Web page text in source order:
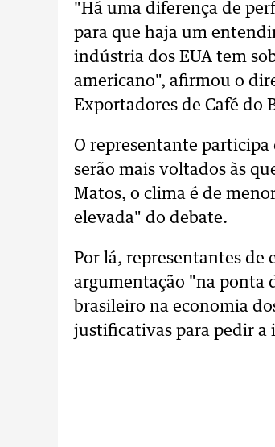
"Há uma diferença de
para que haja um
indústria dos EUA tem
americano", afirmou o
Exportadores de Café do
O representante
serão mais voltados às
Matos, o clima é de
elevada" do debate.
Por lá, representantes de
argumentação "na ponta
brasileiro na economia
justificativas para pedir a